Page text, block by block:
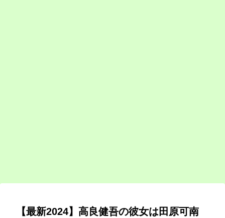
【最新2024】高良健吾の彼女は田原可南